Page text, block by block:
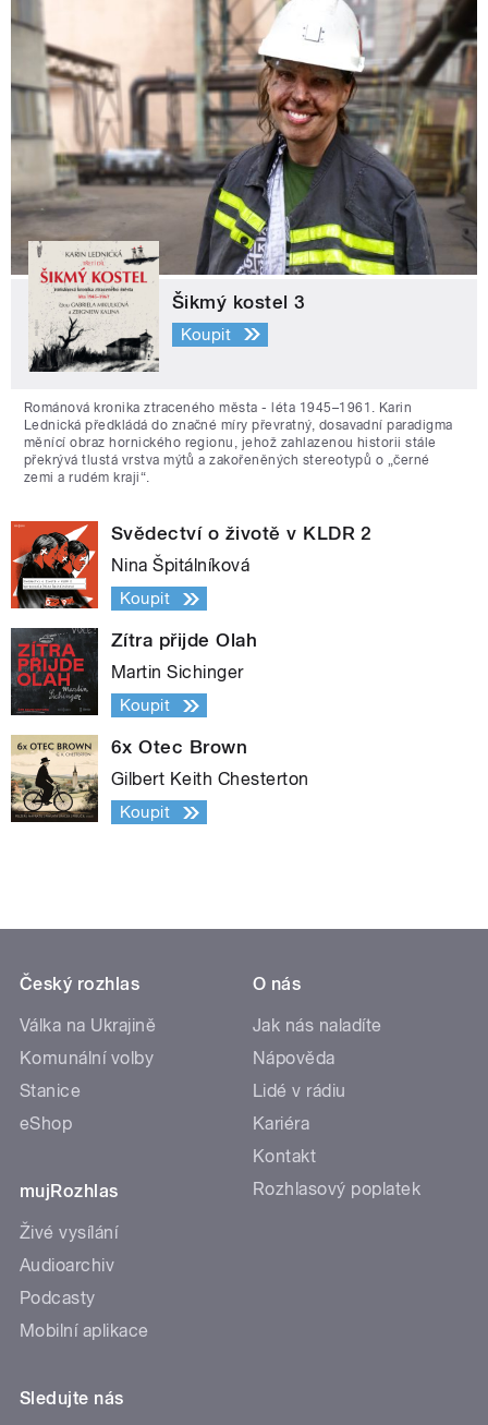
Šikmý kostel 3
Koupit
Románová kronika ztraceného města - léta 1945–1961. Karin
Lednická předkládá do značné míry převratný, dosavadní paradigma
měnící obraz hornického regionu, jehož zahlazenou historii stále
překrývá tlustá vrstva mýtů a zakořeněných stereotypů o „černé
zemi a rudém kraji“.
Svědectví o životě v KLDR 2
Nina Špitálníková
Koupit
Zítra přijde Olah
Martin Sichinger
Koupit
6x Otec Brown
Gilbert Keith Chesterton
Koupit
Český rozhlas
Válka na Ukrajině
Komunální volby
Stanice
eShop
mujRozhlas
Živé vysílání
Audioarchiv
Podcasty
Mobilní aplikace
O nás
Jak nás naladíte
Nápověda
Lidé v rádiu
Kariéra
Kontakt
Rozhlasový poplatek
Sledujte nás